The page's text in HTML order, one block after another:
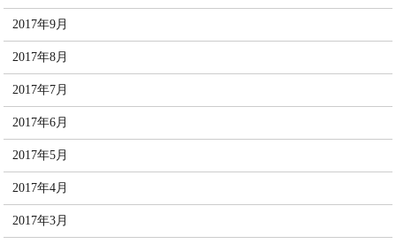
2017年9月
2017年8月
2017年7月
2017年6月
2017年5月
2017年4月
2017年3月